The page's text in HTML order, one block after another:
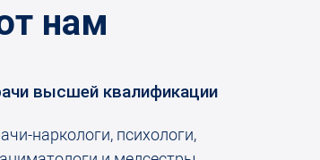
нам
высшей квалификации
наркологи, психологи,